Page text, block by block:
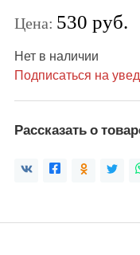
Цена: 530 руб.
Нет в наличии
Подписаться на
Рассказать о